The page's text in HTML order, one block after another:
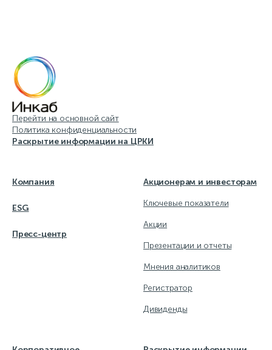
Перейти на основной сайт
Политика конфиденциальности
Раскрытие информации на ЦРКИ
Компания
ESG
Пресс-центр
Акционерам и инвесторам
Ключевые показатели
Акции
Презентации и отчеты
Мнения аналитиков
Регистратор
Дивиденды